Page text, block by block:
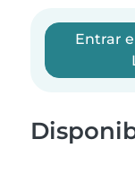
Entrar